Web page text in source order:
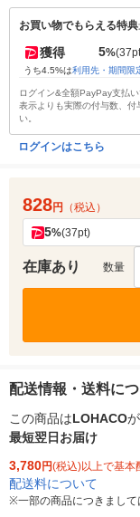
お買い物でもらえる特典
獲得 5%
うち4.5%は利用先・期間限
ログイン&全額PayPay支払
表示よりも実際の付与数、付
い。
ログインはこちら
828円 （税込）
5%(37pt)
在庫あり 数量
配送情報・送料に
この商品はLOHACO
最短翌日お届け
3,780円(税込)以上で基本
配送料について
※一部の商品につきまして